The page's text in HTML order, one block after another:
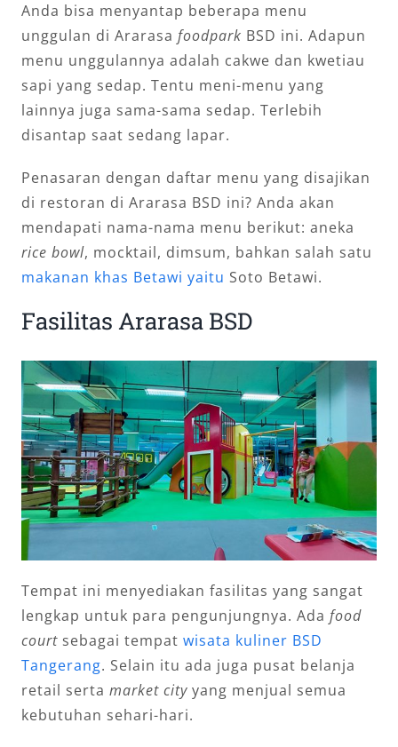
Anda bisa menyantap beberapa menu
unggulan di Ararasa foodpark BSD ini. Adapun
menu unggulannya adalah cakwe dan kwetiau
sapi yang sedap. Tentu meni-menu yang
lainnya juga sama-sama sedap. Terlebih
disantap saat sedang lapar.
Penasaran dengan daftar menu yang disajikan
di restoran di Ararasa BSD ini? Anda akan
mendapati nama-nama menu berikut: aneka
rice bowl, mocktail, dimsum, bahkan salah satu
makanan khas Betawi yaitu Soto Betawi.
Fasilitas Ararasa BSD
Tempat ini menyediakan fasilitas yang sangat
lengkap untuk para pengunjungnya. Ada food
court sebagai tempat wisata kuliner BSD
Tangerang. Selain itu ada juga pusat belanja
retail serta market city yang menjual semua
kebutuhan sehari-hari.